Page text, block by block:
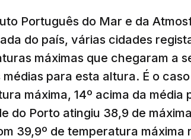
Português do Mar e da
do país, várias cidades
máximas que chegaram a
para esta altura. É o
máxima, 14º acima da média
do Porto atingiu 38,9 de
39,9º de temperatura máxima